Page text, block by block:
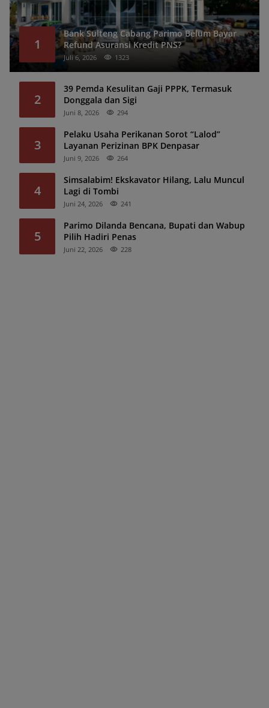
1
Bank Sulteng Cabang Parimo Belum Bayar
Refund Asuransi Kredit PNS?
Juli 6, 2026 1323
2
39 Pemda Kesulitan Gaji PPPK, Termasuk
Donggala dan Sigi
Juni 8, 2026 294
3
Pelaku Usaha Perikanan Sorot “Lalod”
Layanan Perizinan BPK Denpasar
Juni 9, 2026 264
4
Simsalabim! Ekskavator Hilang, Lalu Muncul
Lagi di Tombi
Juni 24, 2026 241
5
Parimo Dilanda Bencana, Bupati dan Wabup
Pilih Hadiri Penas
Juni 22, 2026 228